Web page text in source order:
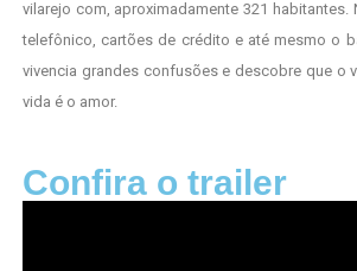
vilarejo com, aproximadamente 321 habitantes.
telefônico, cartões de crédito e até mesmo o
vivencia grandes confusões e descobre que o
vida é o amor.
Confira o trailer